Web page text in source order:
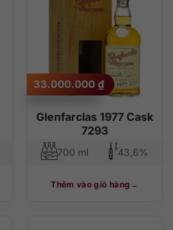
Glenfarclas 1977 Cask
7293
33.000.000 ₫
700 ml 43,6%
Thêm vào giỏ hàng